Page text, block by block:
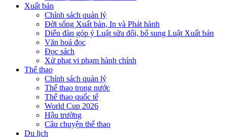
Xuất bản
Chính sách quản lý
Đời sống Xuất bản, In và Phát hành
Diễn đàn góp ý Luật sửa đổi, bổ sung Luật Xuất bản
Văn hoá đọc
Đọc sách
Xử phạt vi phạm hành chính
Thể thao
Chính sách quản lý
Thể thao trong nước
Thể thao quốc tế
World Cup 2026
Hậu trường
Câu chuyện thể thao
Du lịch